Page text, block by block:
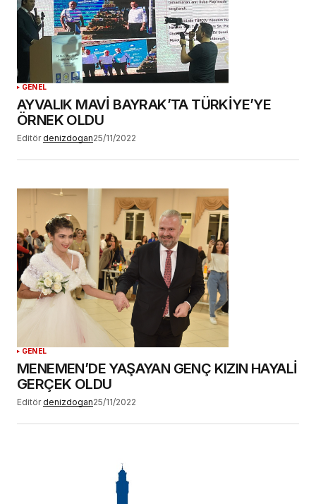
GENEL
AYVALIK MAVİ BAYRAK’TA TÜRKİYE’YE
ÖRNEK OLDU
Editör denizdogan25/11/2022
GENEL
MENEMEN’DE YAŞAYAN GENÇ KIZIN HAYALİ
GERÇEK OLDU
Editör denizdogan25/11/2022